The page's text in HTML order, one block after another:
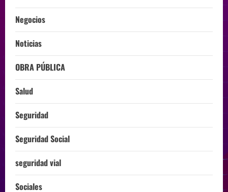
Negocios
Noticias
OBRA PÚBLICA
Salud
Seguridad
Seguridad Social
seguridad vial
Sociales